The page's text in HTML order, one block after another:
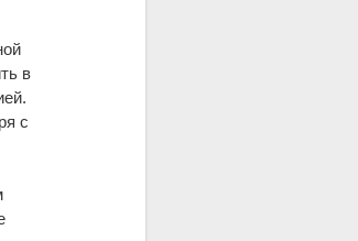
в
с